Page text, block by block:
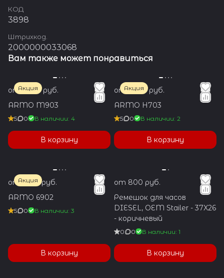
КОД
3898
Штрихкод.
2000000033068
Вам также может понравиться
Акция
от 1 200 руб.
ARMO M903
5 0 В наличии: 4
В корзину
Акция
от 1 600 руб.
ARMO H703
5 0 В наличии: 2
В корзину
Акция
от 1 350 руб.
ARMO 6902
5 0 В наличии: 3
В корзину
от 800 руб.
Ремешок для часов
DIESEL, OEM Stailer - 37X26
- коричневый
0 0 В наличии: 1
В корзину